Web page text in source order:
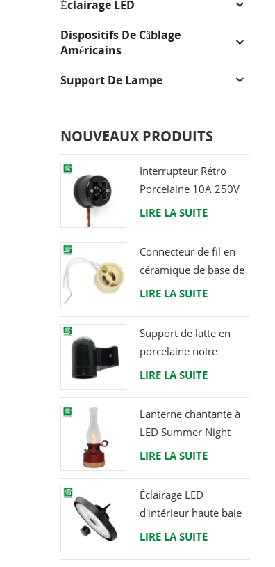
Éclairage LED
Dispositifs De Câblage
Américains
Support De Lampe
NOUVEAUX PRODUITS
Interrupteur Rétro
Porcelaine 10A 250V
LIRE LA SUITE
Connecteur de fil en
céramique de base de
support de lampe
LED
LIRE LA SUITE
Support de latte en
porcelaine noire
raccord Edison E27
LIRE LA SUITE
Lanterne chantante à
LED Summer Night
avec haut-parleur &
LIRE LA SUITE
Éclairage LED
d'intérieur haute baie
120W 200W 6000K
LIRE LA SUITE